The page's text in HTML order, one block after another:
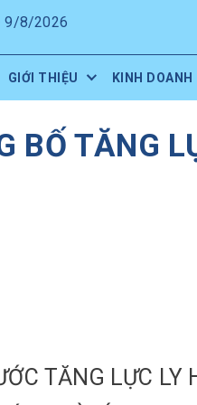
GIỚI THIỆU KINH DOANH
9/8/2026
BỐ TĂNG
TĂNG LỰC LY